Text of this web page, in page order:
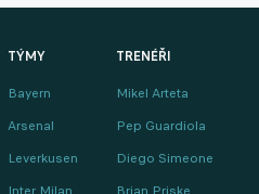
TÝMY
Bayern
Arsenal
Leverkusen
TRENÉŘI
Mikel Arteta
Pep Guardiola
Diego Simeone